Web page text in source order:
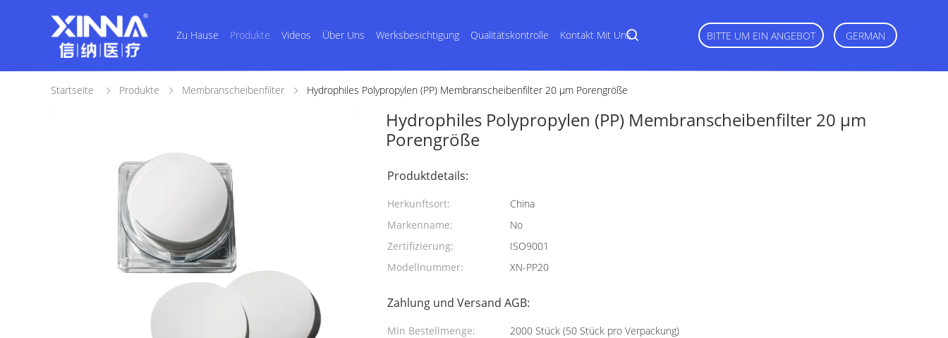
Zu Hause Produkte Videos Über Uns Werksbesichtigung Qualitätskontrolle Kontakt Mit Uns BITTE UM EIN ANGEBOT GERMAN
Startseite Produkte Membranscheibenfilter Hydrophiles Polypropylen (PP) Membranscheibenfilter 20 μm Porengröße
Hydrophiles Polypropylen (PP) Membranscheibenfilter 20 μm
Porengröße
Produktdetails:
Herkunftsort:
China
Markenname:
No
Zertifizierung:
ISO9001
Modellnummer:
XN-PP20
Zahlung und Versand AGB:
Min Bestellmenge:
2000 Stück (50 Stück pro Verpackung)